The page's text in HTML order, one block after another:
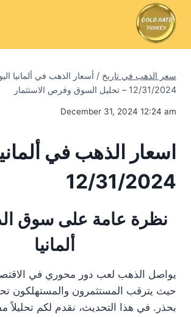
سعر الذهب في تاريخ / أسعار الذهب في ألمانيا
12/31/2024 – تحليل السوق وفرص الاستثمار
December 31, 2024 12:24 am
اسعار الذهب في
12/31/2024
نظرة عامة على سوق
ألمانيا
يواصل الذهب لعب دور محوري في
حيث يترقب المستثمرون والمستهلكون
بحذر. في هذا التحديث، نقدم لكم تحليلاً